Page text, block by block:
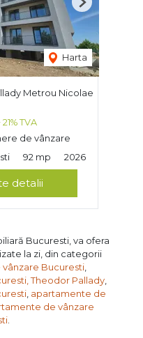
Harta
Next
Metrou Nicolae
21% TVA
de vânzare
92 mp 2026
detalii
Bucuresti, va ofera
la zi, din categorii
Bucuresti
Theodor Pallady,
apartamente de
de vânzare
.